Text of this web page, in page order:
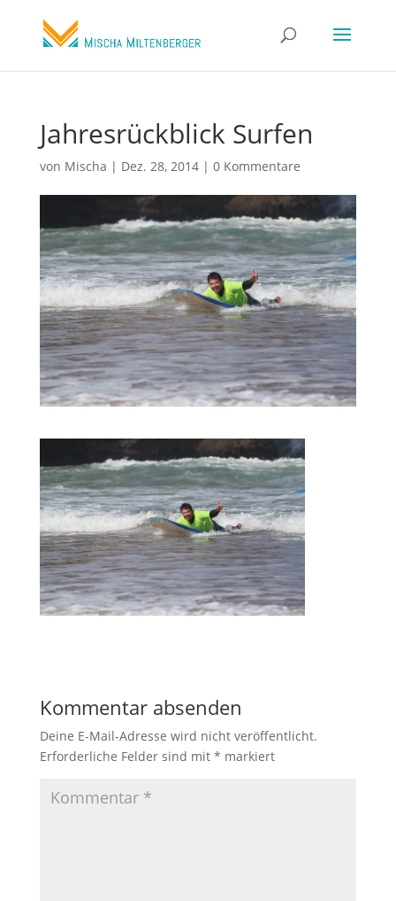
Jahresrückblick Surfen
von Mischa | Dez. 28, 2014| 0 Kommentare
Kommentar absenden
Deine E-Mail-Adresse wird nicht veröffentlicht.
Erforderliche Felder sind mit * markiert